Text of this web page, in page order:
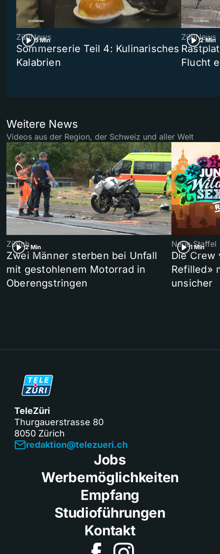
5 Min
ZüriNews
Sommerserie Teil 4: Kulinarisches
Kalabrien
2 Min
ZüriNews
Flucht
Weitere News
Videos aus der Region, der Schweiz und aller Welt
2 Min
Zürich
Zwei Männer sterben bei Unfall
mit gestohlenem Motorrad in
Oberengstringen
1 Min
Neue Staffel
Die Crew
Refilled»
unsicher
TeleZüri
Thurgauerstrasse 80
8050 Zürich
redaktion@telezueri.ch
Jobs
Werbemöglichkeiten
Empfang
Studioführungen
Kontakt